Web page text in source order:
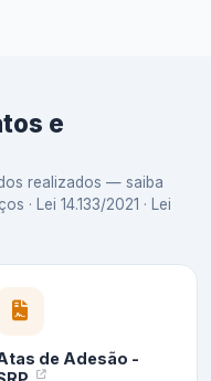
e
realizados — saiba
· Lei 14.133/2021 · Lei
de Adesão -